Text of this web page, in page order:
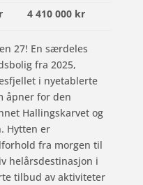
4 410 000 kr
27! En særdeles
fra 2025,
i nyetablerte
åpner for den
Hallingskarvet og
Hytten er
fra morgen til
helårsdestinasjon i
tilbud av aktiviteter